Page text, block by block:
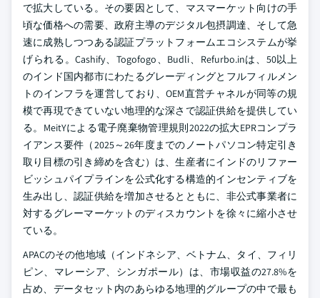
で拡大している。その要因として、マスマーケット向けの手
頃な価格への需要、政府主導のデジタル包摂調達、そして急
速に成熟しつつある認証プラットフォームエコシステムが挙
げられる。Cashify、Togofogo、Budli、Refurbo.inは、50以上
のインド国内都市にわたるグレーディングとフルフィルメン
トのインフラを運営しており、OEM直営チャネルが同等の規
模で再現できていない地理的な深さで認証供給を提供してい
る。MeitYによる電子廃棄物管理規則2022の拡大EPRコンプラ
イアンス要件（2025～26年度までのノートパソコン特定引き
取り目標の引き締めを含む）は、生産者にインドのリファー
ビッシュパイプラインを公式化する構造的インセンティブを
生み出し、認証供給を増加させるとともに、非公式事業者に
対するグレーマーケットのディスカウントを徐々に縮小させ
ている。
APACのその他地域（インドネシア、ベトナム、タイ、フィリ
ピン、マレーシア、シンガポール）は、市場収益の27.8%を
占め、データセット内のあらゆる地理的グループの中で最も